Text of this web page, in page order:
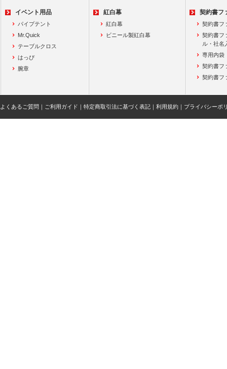
イベント用品
パイプテント
Mr.Quick
テーブルクロス
はっぴ
腕章
紅白幕
紅白幕
ビニール製紅白幕
契約書フ
契約書フ
契約書フ
ル・社名
専用内袋
契約書フ
契約書フ
よくあるご質問 ご利用ガイド 特定商取引法に基づく表記 利用規約 プライバシーポ